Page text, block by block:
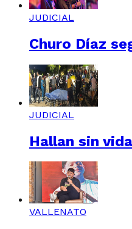
JUDICIAL
Churo Díaz
JUDICIAL
Hallan sin
VALLENATO